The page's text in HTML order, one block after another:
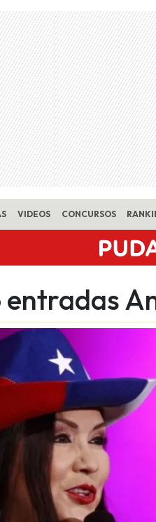
VIDEOS CONCURSOS
entradas